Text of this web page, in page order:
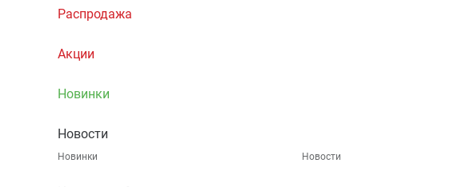
Распродажа
Акции
Новинки
Новости
Новинки Новости